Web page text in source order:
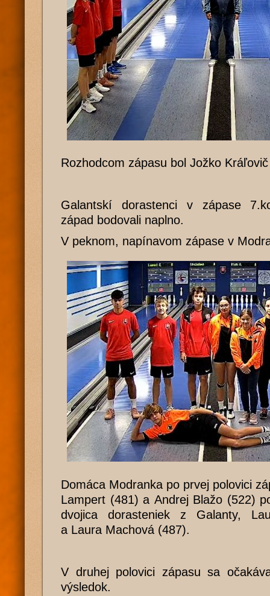
Rozhodcom zápasu bol Jožko Kráľovič
Galantskí dorastenci v zápase
západ bodovali naplno.
V peknom, napínavom zápase v
Domáca Modranka po prvej polovici
Lampert (481) a Andrej Blažo (522)
dvojica dorasteniek z Galanty,
a Laura Machová (487).
V druhej polovici zápasu sa
výsledok.